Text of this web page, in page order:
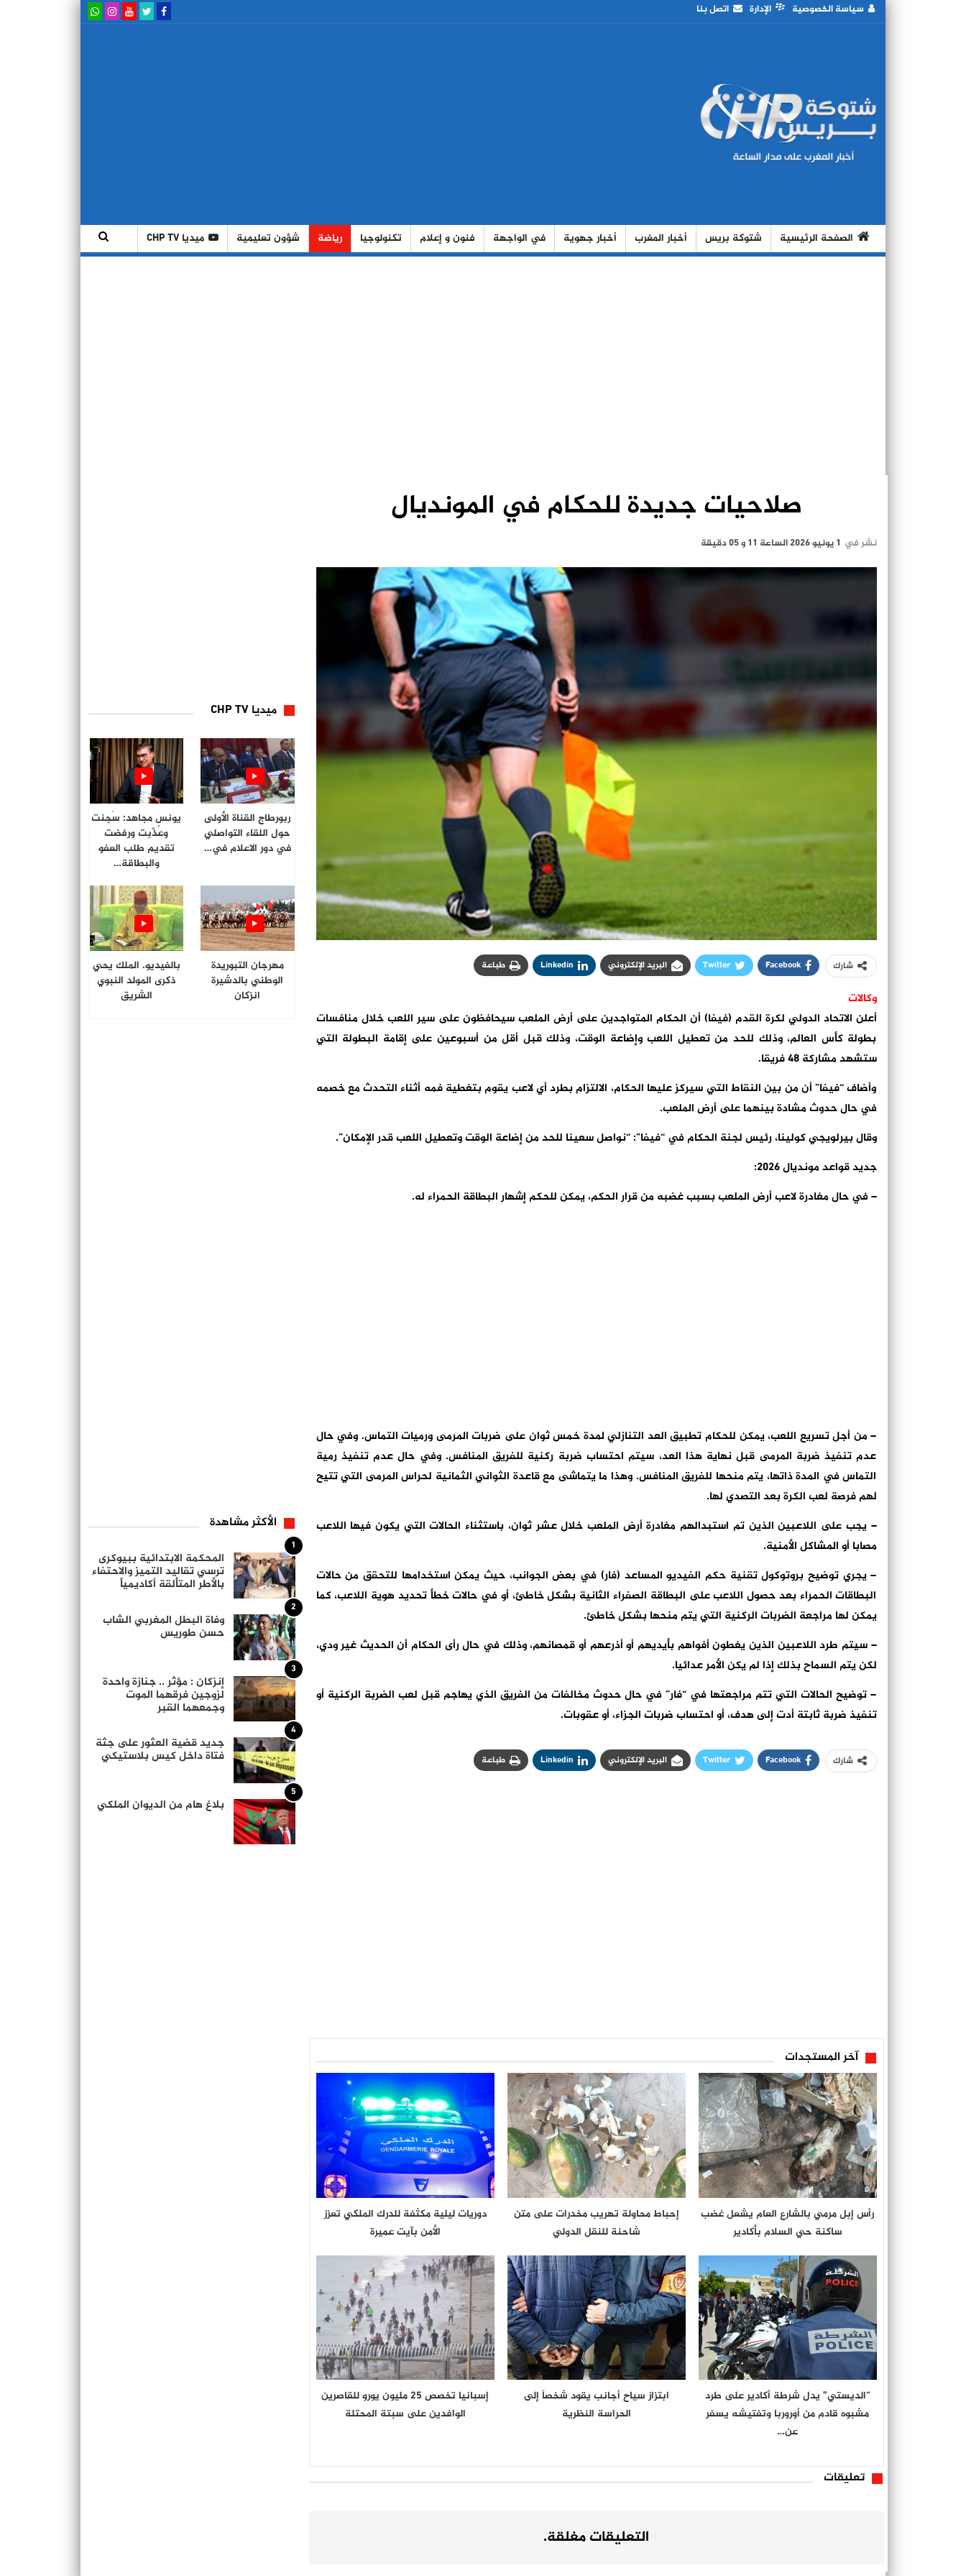
سياسة الخصوصية الإدارة اتصل بنا
الصفحة الرئيسية شتوكة بريس أخبار المغرب أخبار جهوية في الواجهة فنون و إعلام تكنولوجيا رياضة شؤون تعليمية ميديا CHP TV
صلاحيات جديدة للحكام في المونديال
نشر في 1 يونيو 2026 الساعة 11 و 05 دقيقة
شارك Facebook
Twitter البريد الإلكتروني Linkedin طباعة
وكالات
أعلن الاتحاد الدولي لكرة القدم (فيفا) أن الحكام المتواجدين على أرض الملعب سيحافظون على سير اللعب خلال منافسات
بطولة كأس العالم، وذلك للحد من تعطيل اللعب وإضاعة الوقت، وذلك قبل أقل من أسبوعين على إقامة البطولة التي
ستشهد مشاركة 48 فريقا.
وأضاف “فيفا” أن من بين النقاط التي سيركز عليها الحكام، الالتزام بطرد أي لاعب يقوم بتغطية فمه أثناء التحدث مع خصمه
في حال حدوث مشادة بينهما على أرض الملعب.
وقال بيرلويجي كولينا، رئيس لجنة الحكام في “فيفا”: “نواصل سعينا للحد من إضاعة الوقت وتعطيل اللعب قدر الإمكان”.
جديد قواعد مونديال 2026:
– في حال مغادرة لاعب أرض الملعب بسبب غضبه من قرار الحكم، يمكن للحكم إشهار البطاقة الحمراء له.
– من أجل تسريع اللعب، يمكن للحكام تطبيق العد التنازلي لمدة خمس ثوان على ضربات المرمى ورميات التماس. وفي حال
عدم تنفيذ ضربة المرمى قبل نهاية هذا العد، سيتم احتساب ضربة ركنية للفريق المنافس. وفي حال عدم تنفيذ رمية
التماس في المدة ذاتها، يتم منحها للفريق المنافس. وهذا ما يتماشى مع قاعدة الثواني الثمانية لحراس المرمى التي تتيح
لهم فرصة لعب الكرة بعد التصدي لها.
– يجب على اللاعبين الذين تم استبدالهم مغادرة أرض الملعب خلال عشر ثوان، باستثناء الحالات التي يكون فيها اللاعب
مصابا أو المشاكل الأمنية.
– يجري توضيح بروتوكول تقنية حكم الفيديو المساعد (فار) في بعض الجوانب، حيث يمكن استخدامها للتحقق من حالات
البطاقات الحمراء بعد حصول اللاعب على البطاقة الصفراء الثانية بشكل خاطئ، أو في حالات خطأ تحديد هوية اللاعب، كما
يمكن لها مراجعة الضربات الركنية التي يتم منحها بشكل خاطئ.
– سيتم طرد اللاعبين الذين يغطون أفواهم بأيديهم أو أذرعهم أو قمصانهم، وذلك في حال رأى الحكام أن الحديث غير ودي،
لكن يتم السماح بذلك إذا لم يكن الأمر عدائيا.
– توضيح الحالات التي تتم مراجعتها في “فار” في حال حدوث مخالفات من الفريق الذي يهاجم قبل لعب الضربة الركنية أو
تنفيذ ضربة ثابتة أدت إلى هدف، أو احتساب ضربات الجزاء، أو عقوبات.
شارك Facebook
Twitter البريد الإلكتروني Linkedin طباعة
آخر المستجدات
رأس إبل مرمي بالشارع العام يشعل غضب
ساكنة حي السلام بأكادير
إحباط محاولة تهريب مخدرات على متن
شاحنة للنقل الدولي
دوريات ليلية مكثفة للدرك الملكي تعزز
الأمن بآيت عميرة
“الديستي” يدل شرطة أكادير على طرد
مشبوه قادم من أوروربا وتفتيشه يسفر
عن…
ابتزاز سياح أجانب يقود شخصاً إلى
الحراسة النظرية
إسبانيا تخصص 25 مليون يورو للقاصرين
الوافدين على سبتة المحتلة
تعليقات
التعليقات مغلقة.
ميديا CHP TV
ربورطاج القناة الأولى
حول اللقاء التواصلي
في دور الاعلام في…
يونس مجاهد: سُجنت
وعُذّبت ورفضت
تقديم طلب العفو
والبطاقة…
مهرجان التبوريدة
الوطني بالدشيرة
انزكان
بالفيديو. الملك يحي
ذكرى المولد النبوي
الشريق
الأكثر مشاهدة
1
المحكمة الابتدائية ببيوكرى
ترسي تقاليد التميز والاحتفاء
بالأطر المتألقة أكاديمياً
2
وفاة البطل المغربي الشاب
حسن طوريس
3
إنزكان : مؤثر .. جنازة واحدة
لزوجين فرقهما الموت
وجمعهما القبر
4
جديد قضية العثور على جثة
فتاة داخل كيس بلاستيكي
5
بلاغ هام من الديوان الملكي